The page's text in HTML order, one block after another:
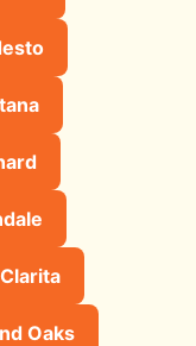
Oaks